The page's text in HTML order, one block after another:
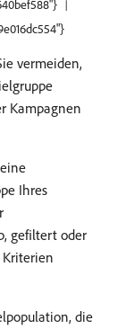
vermeiden,
Kampagnen
Ihres
gefiltert oder
die